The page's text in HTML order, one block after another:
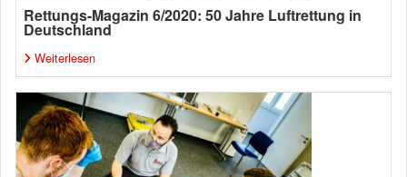
Rettungs-Magazin 6/2020: 50 Jahre Luftrettung in
Deutschland
Weiterlesen